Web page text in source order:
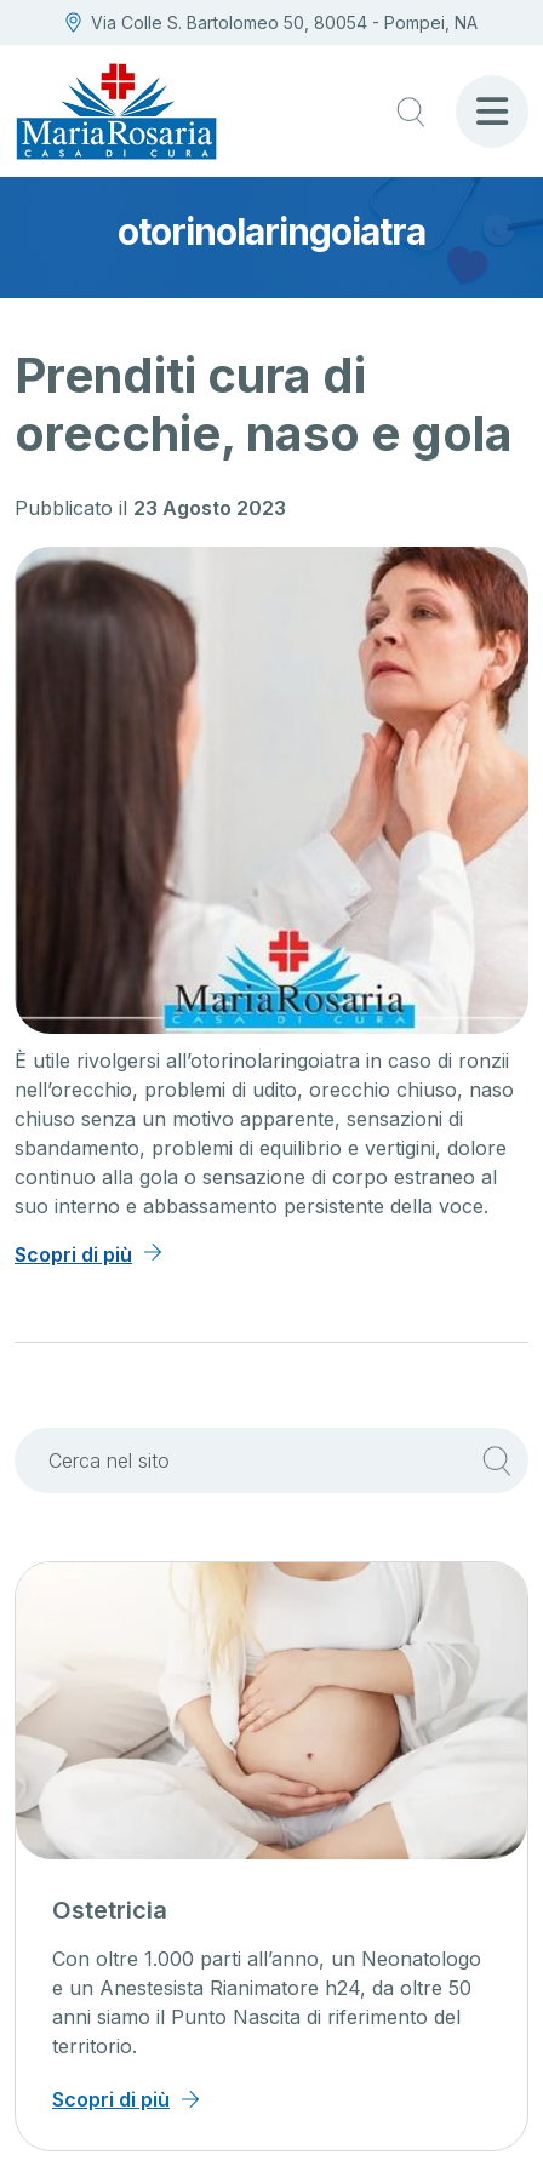
Via Colle S. Bartolomeo 50, 80054 - Pompei, NA
otorinolaringoiatra
Prenditi cura di
orecchie, naso e gola
Pubblicato il 23 Agosto 2023
È utile rivolgersi all’otorinolaringoiatra in caso di ronzii
nell’orecchio, problemi di udito, orecchio chiuso, naso
chiuso senza un motivo apparente, sensazioni di
sbandamento, problemi di equilibrio e vertigini, dolore
continuo alla gola o sensazione di corpo estraneo al
suo interno e abbassamento persistente della voce.
Scopri di più
Ostetricia
Con oltre 1.000 parti all’anno, un Neonatologo
e un Anestesista Rianimatore h24, da oltre 50
anni siamo il Punto Nascita di riferimento del
territorio.
Scopri di più